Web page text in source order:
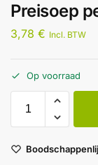
Preisoep
3,78 € Incl. BTW
Op voorraad